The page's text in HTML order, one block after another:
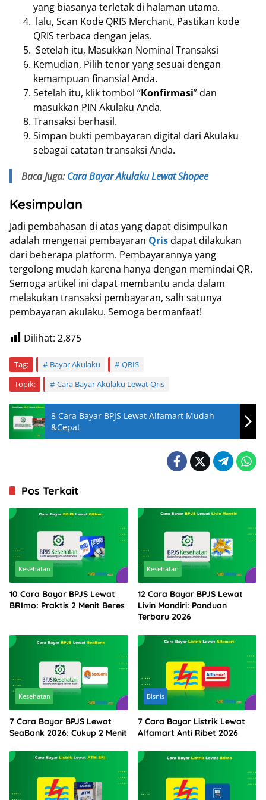
yang biasanya terletak di halaman utama.
lalu, Scan Kode QRIS Merchant, Pastikan kode
QRIS terbaca dengan jelas.
Setelah itu, Masukkan Nominal Transaksi
Kemudian, Pilih tenor yang sesuai dengan
kemampuan finansial Anda.
Setelah itu, klik tombol “Konfirmasi” dan
masukkan PIN Akulaku Anda.
Transaksi berhasil.
Simpan bukti pembayaran digital dari Akulaku
sebagai catatan transaksi Anda.
Baca Juga:Cara Bayar Akulaku Lewat Shopee
Kesimpulan
Jadi pembahasan di atas yang dapat disimpulkan
adalah mengenai pembayaran Qrisdapat dilakukan
dari beberapa platform. Pembayarannya yang
tergolong mudah karena hanya dengan memindai QR.
Semoga artikel ini dapat membantu anda dalam
melakukan transaksi pembayaran, salh satunya
pembayaran akulaku. Semoga bermanfaat!
Dilihat: 2,875
Tag: Bayar Akulaku
QRIS
Topik:
Cara Bayar Akulaku Lewat Qris
8 Cara Bayar BPJS Lewat Alfamart Mudah
&Cepat
Pos Terkait
Kesehatan
10 Cara Bayar BPJS Lewat
BRImo: Praktis 2 Menit Beres
Kesehatan
12 Cara Bayar BPJS Lewat
Livin Mandiri: Panduan
Terbaru 2026
Kesehatan
7 Cara Bayar BPJS Lewat
SeaBank 2026: Cukup 2 Menit
Bisnis
7 Cara Bayar Listrik Lewat
Alfamart Anti Ribet 2026